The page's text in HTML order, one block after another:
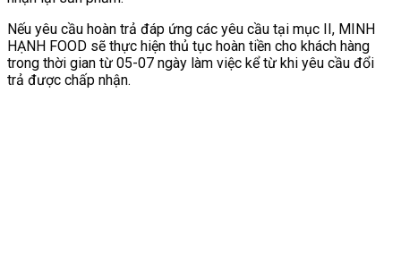
Nếu yêu cầu hoàn trả đáp ứng các yêu cầu tại mục II, MINH
HẠNH FOOD sẽ thực hiện thủ tục hoàn tiền cho khách hàng
trong thời gian từ 05-07 ngày làm việc kể từ khi yêu cầu đổi
trả được chấp nhận.